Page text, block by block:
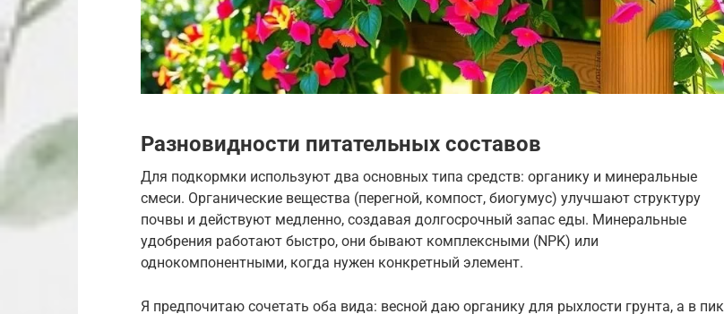
Разновидности питательных составов
Для подкормки используют два основных типа средств: органику и минеральные
смеси. Органические вещества (перегной, компост, биогумус) улучшают структуру
почвы и действуют медленно, создавая долгосрочный запас еды. Минеральные
удобрения работают быстро, они бывают комплексными (NPK) или
однокомпонентными, когда нужен конкретный элемент.
Я предпочитаю сочетать оба вида: весной даю органику для рыхлости грунта, а в пик